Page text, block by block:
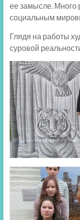
ее замысле. Много
социальным
Глядя на работы
суровой